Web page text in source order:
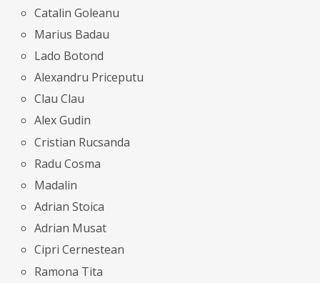
Catalin Goleanu
Marius Badau
Lado Botond
Alexandru Priceputu
Clau Clau
Alex Gudin
Cristian Rucsanda
Radu Cosma
Madalin
Adrian Stoica
Adrian Musat
Cipri Cernestean
Ramona Tita